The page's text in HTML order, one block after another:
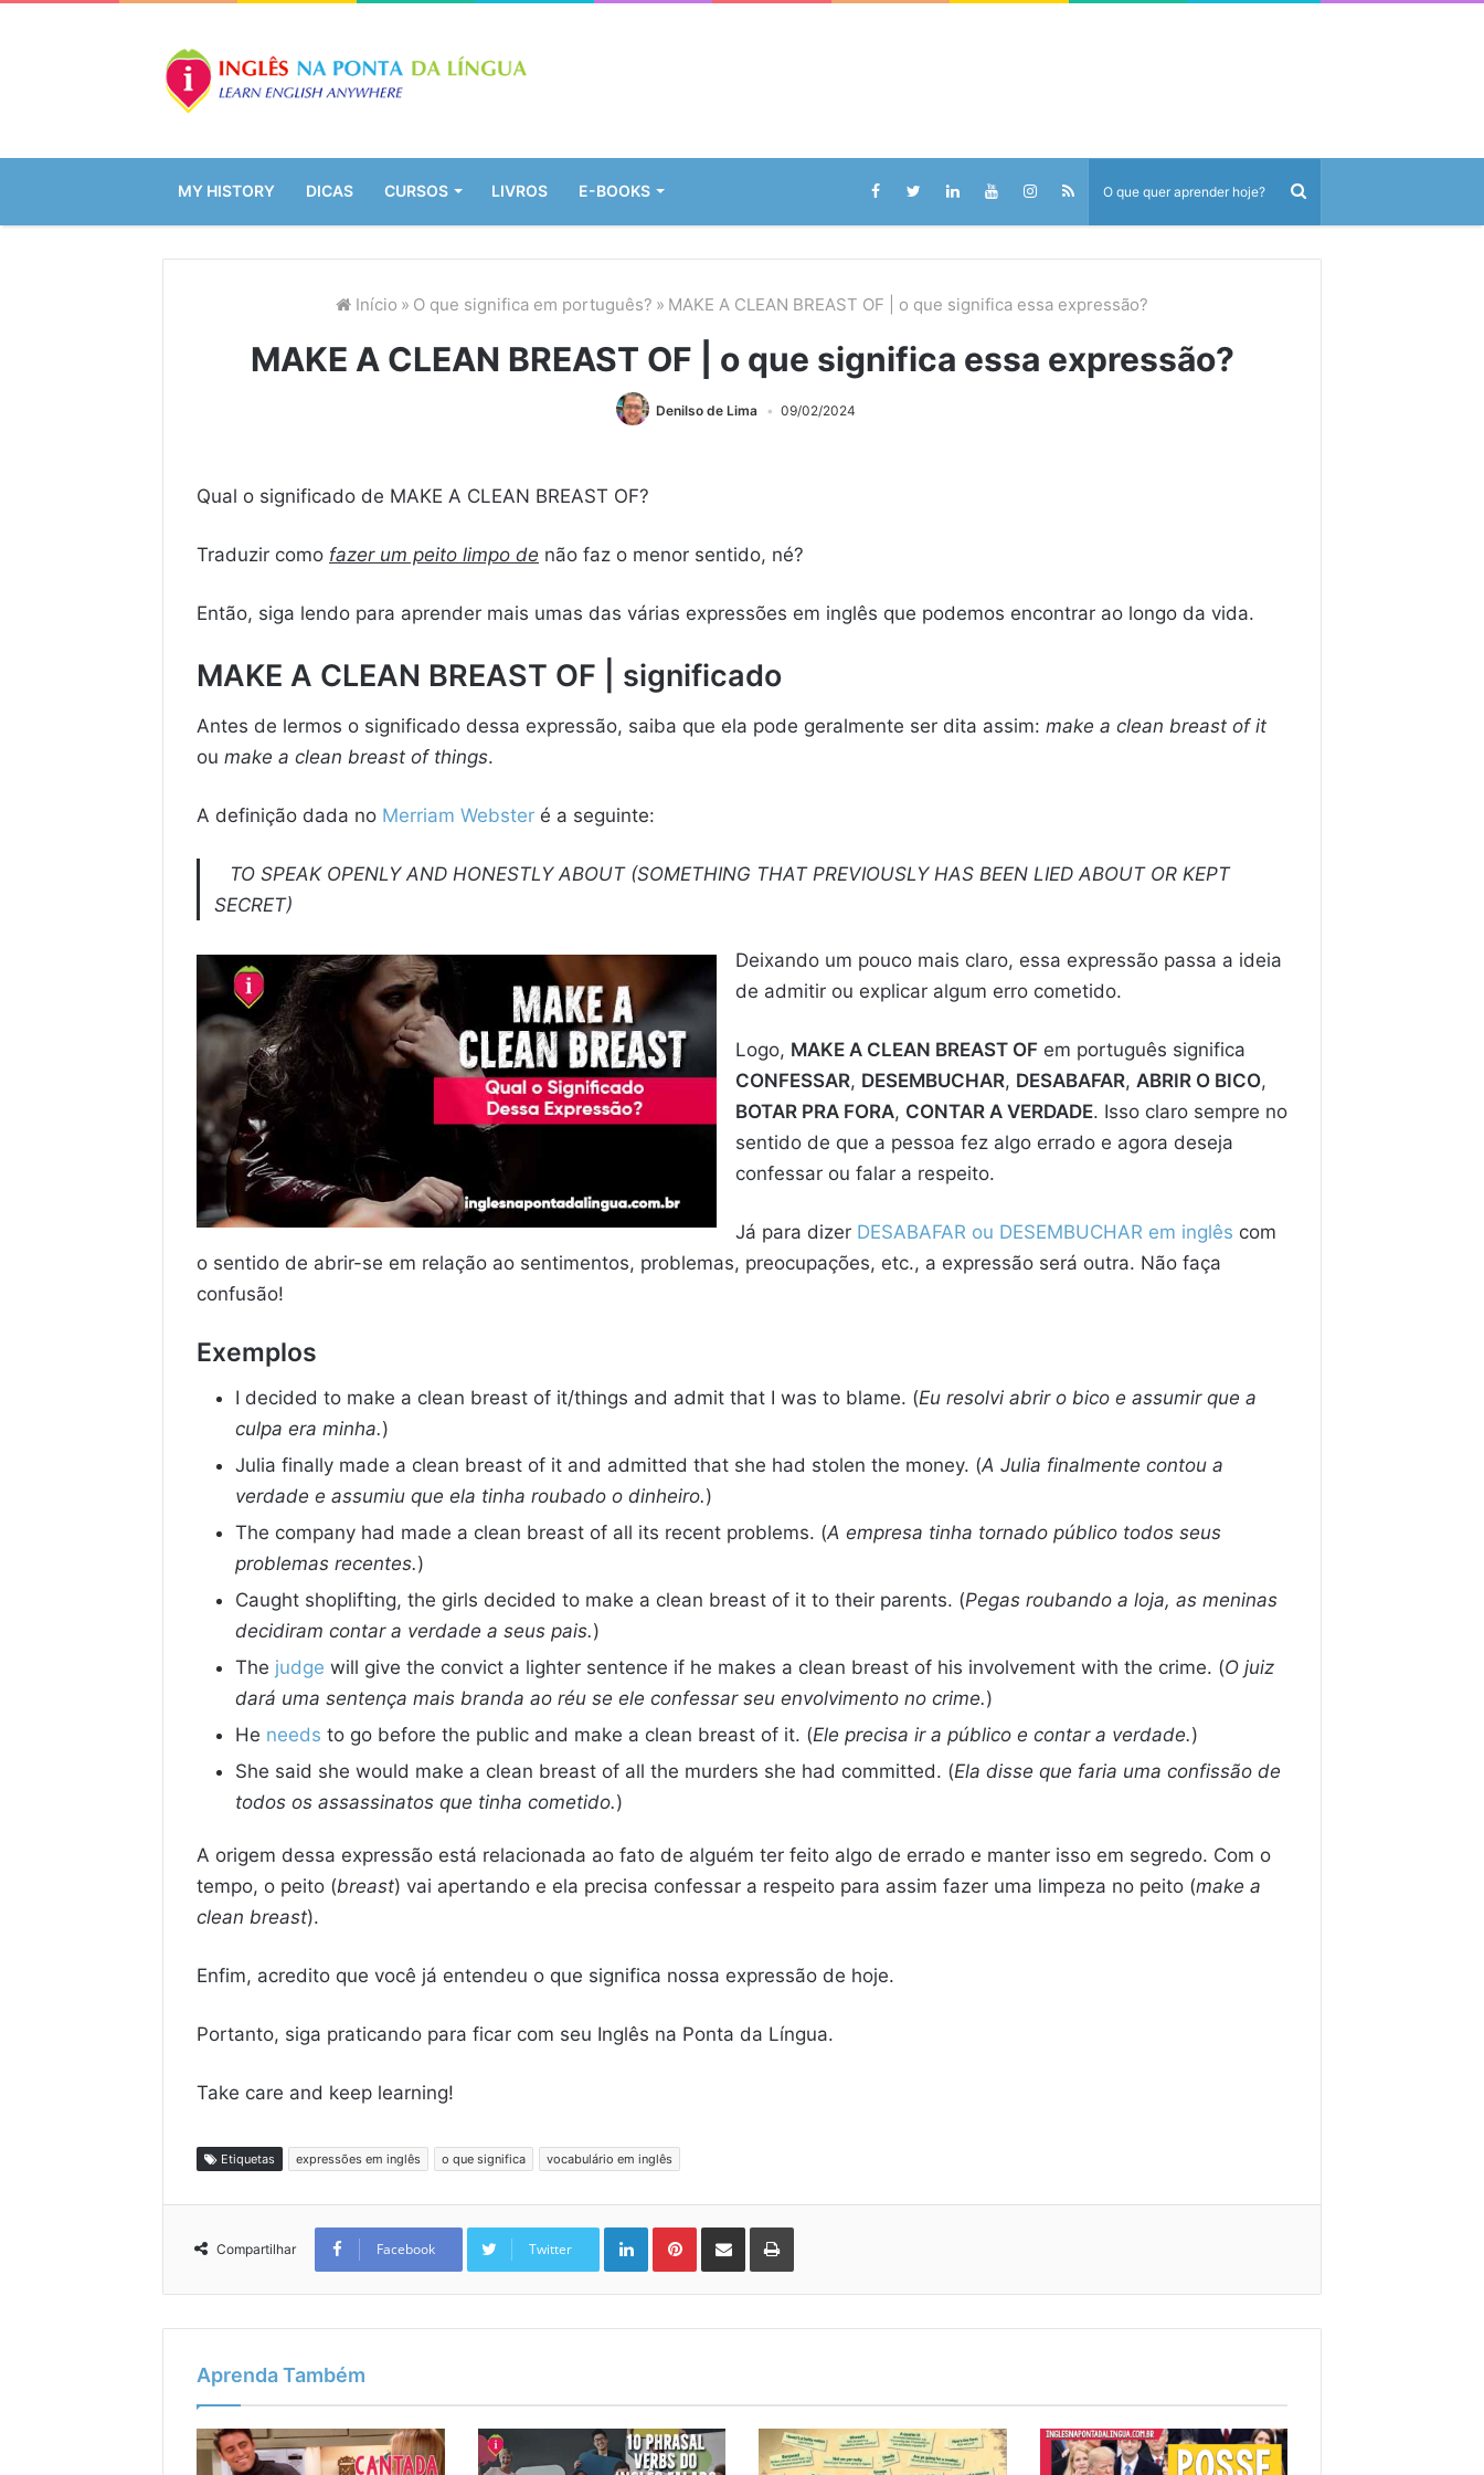
MY HISTORY DICAS CURSOS LIVROS E-BOOKS
Início » O que significa em português? » MAKE A CLEAN BREAST OF | o que significa essa expressão?
MAKE A CLEAN BREAST OF | o que significa essa expressão?
Denilso de Lima 09/02/2024
Qual o significado de MAKE A CLEAN BREAST OF?
Traduzir como fazer um peito limpo de não faz o menor sentido, né?
Então, siga lendo para aprender mais umas das várias expressões em inglês que podemos encontrar ao longo da vida.
MAKE A CLEAN BREAST OF | significado
Antes de lermos o significado dessa expressão, saiba que ela pode geralmente ser dita assim: make a clean breast of it
ou make a clean breast of things.
A definição dada no Merriam Webster é a seguinte:
TO SPEAK OPENLY AND HONESTLY ABOUT (SOMETHING THAT PREVIOUSLY HAS BEEN LIED ABOUT OR KEPT
SECRET)
Deixando um pouco mais claro, essa expressão passa a ideia
de admitir ou explicar algum erro cometido.
Logo, MAKE A CLEAN BREAST OF em português significa
CONFESSAR, DESEMBUCHAR, DESABAFAR, ABRIR O BICO,
BOTAR PRA FORA, CONTAR A VERDADE. Isso claro sempre no
sentido de que a pessoa fez algo errado e agora deseja
confessar ou falar a respeito.
Já para dizer DESABAFAR ou DESEMBUCHAR em inglês com
o sentido de abrir-se em relação ao sentimentos, problemas, preocupações, etc., a expressão será outra. Não faça
confusão!
Exemplos
I decided to make a clean breast of it/things and admit that I was to blame. (Eu resolvi abrir o bico e assumir que a
culpa era minha.)
Julia finally made a clean breast of it and admitted that she had stolen the money. (A Julia finalmente contou a
verdade e assumiu que ela tinha roubado o dinheiro.)
The company had made a clean breast of all its recent problems. (A empresa tinha tornado público todos seus
problemas recentes.)
Caught shoplifting, the girls decided to make a clean breast of it to their parents. (Pegas roubando a loja, as meninas
decidiram contar a verdade a seus pais.)
The judge will give the convict a lighter sentence if he makes a clean breast of his involvement with the crime. (O juiz
dará uma sentença mais branda ao réu se ele confessar seu envolvimento no crime.)
He needs to go before the public and make a clean breast of it. (Ele precisa ir a público e contar a verdade.)
She said she would make a clean breast of all the murders she had committed. (Ela disse que faria uma confissão de
todos os assassinatos que tinha cometido.)
A origem dessa expressão está relacionada ao fato de alguém ter feito algo de errado e manter isso em segredo. Com o
tempo, o peito (breast) vai apertando e ela precisa confessar a respeito para assim fazer uma limpeza no peito (make a
clean breast).
Enfim, acredito que você já entendeu o que significa nossa expressão de hoje.
Portanto, siga praticando para ficar com seu Inglês na Ponta da Língua.
Take care and keep learning!
Etiquetas expressões em inglês o que significa vocabulário em inglês
Compartilhar Facebook Twitter
LinkedinPinterest
Compartilhar via e-mail Imprimir
Aprenda Também